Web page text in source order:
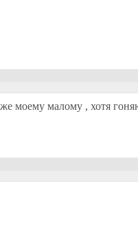
моему малому , хотя